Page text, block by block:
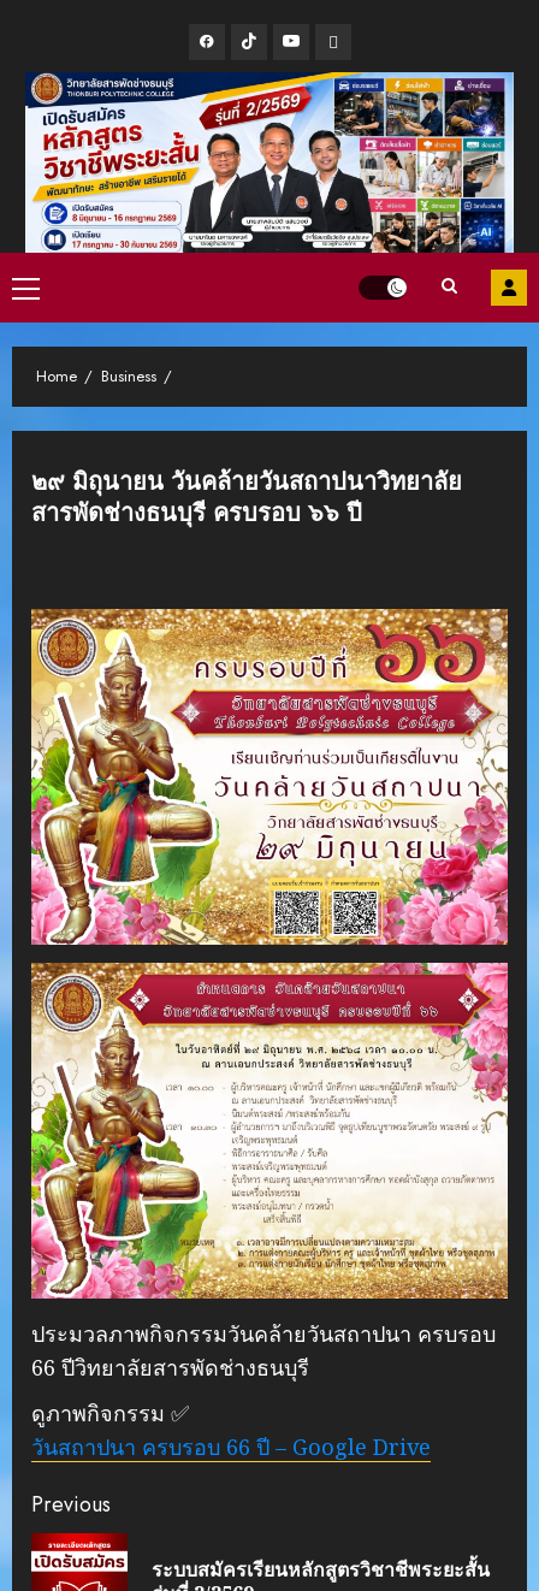
content
FacebookTiktokYoutubeLine
Primary
Menu
Home Business
๒๙ มิถุนายน วันคล้ายวันสถาปนาวิทยาลัย
สารพัดช่างธนบุรี ครบรอบ ๖๖ ปี
ประมวลภาพกิจกรรมวันคล้ายวันสถาปนา ครบรอบ
66 ปีวิทยาลัยสารพัดช่างธนบุรี
ดูภาพกิจกรรม ✅
วันสถาปนา ครบรอบ 66 ปี – Google Drive
Continue
Reading
Previous
ระบบสมัครเรียนหลักสูตรวิชาชีพระยะสั้น